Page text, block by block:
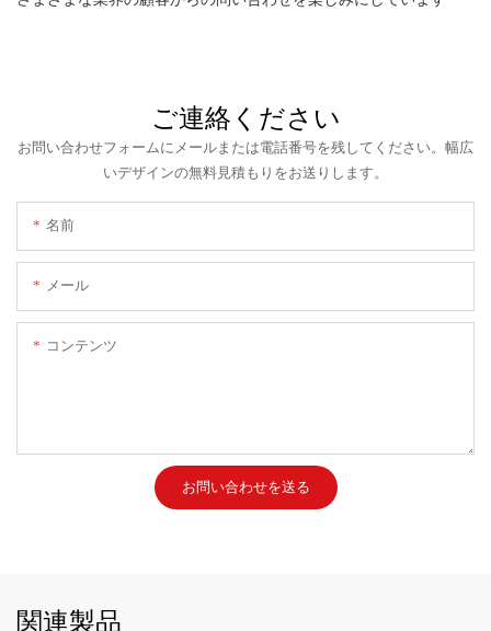
ご連絡ください
お問い合わせフォームにメールまたは電話番号を残してください。幅広
いデザインの無料見積もりをお送りします。
名前
メール
コンテンツ
お問い合わせを送る
関連製品